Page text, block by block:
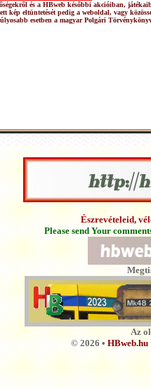
és a HBweb későbbi akcióiban,
kép eltüntetését pedig a weboldal, vagy
esetben a magyar Polgári
Észrevételeid,
Please send Your
Az
© 2026 •HBweb.hu